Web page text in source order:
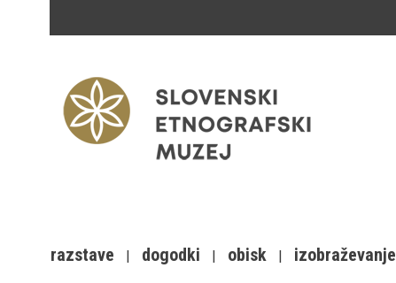
razstave dogodki obisk izobraževanje